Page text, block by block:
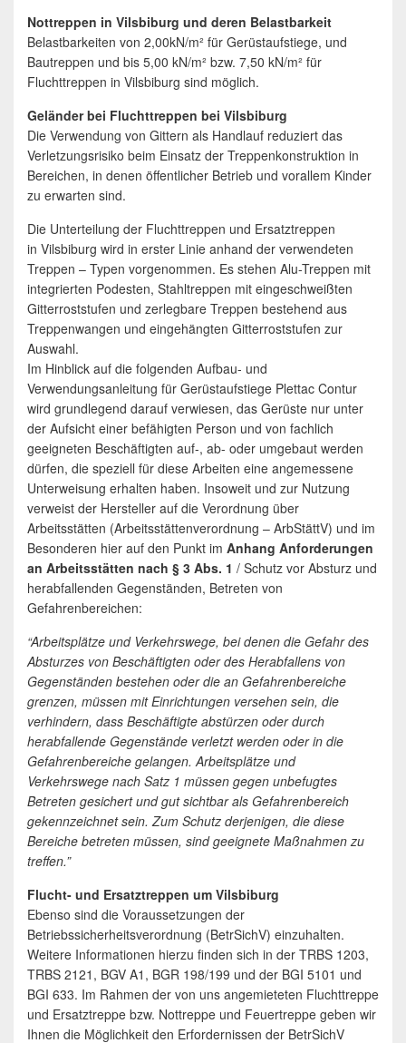
Nottreppen in Vilsbiburg und deren Belastbarkeit
Belastbarkeiten von 2,00kN/m² für Gerüstaufstiege, und
Bautreppen und bis 5,00 kN/m² bzw. 7,50 kN/m² für
Fluchttreppen in Vilsbiburg sind möglich.
Geländer bei Fluchttreppen bei Vilsbiburg
Die Verwendung von Gittern als Handlauf reduziert das
Verletzungsrisiko beim Einsatz der Treppenkonstruktion in
Bereichen, in denen öffentlicher Betrieb und vorallem Kinder
zu erwarten sind.
Die Unterteilung der Fluchttreppen und Ersatztreppen
in Vilsbiburg wird in erster Linie anhand der verwendeten
Treppen – Typen vorgenommen. Es stehen Alu-Treppen mit
integrierten Podesten, Stahltreppen mit eingeschweißten
Gitterroststufen und zerlegbare Treppen bestehend aus
Treppenwangen und eingehängten Gitterroststufen zur
Auswahl.
Im Hinblick auf die folgenden Aufbau- und
Verwendungsanleitung für Gerüstaufstiege Plettac Contur
wird grundlegend darauf verwiesen, das Gerüste nur unter
der Aufsicht einer befähigten Person und von fachlich
geeigneten Beschäftigten auf-, ab- oder umgebaut werden
dürfen, die speziell für diese Arbeiten eine angemessene
Unterweisung erhalten haben. Insoweit und zur Nutzung
verweist der Hersteller auf die Verordnung über
Arbeitsstätten (Arbeitsstättenverordnung – ArbStättV) und im
Besonderen hier auf den Punkt im Anhang Anforderungen
an Arbeitsstätten nach § 3 Abs. 1 / Schutz vor Absturz und
herabfallenden Gegenständen, Betreten von
Gefahrenbereichen:
“Arbeitsplätze und Verkehrswege, bei denen die Gefahr des
Absturzes von Beschäftigten oder des Herabfallens von
Gegenständen bestehen oder die an Gefahrenbereiche
grenzen, müssen mit Einrichtungen versehen sein, die
verhindern, dass Beschäftigte abstürzen oder durch
herabfallende Gegenstände verletzt werden oder in die
Gefahrenbereiche gelangen. Arbeitsplätze und
Verkehrswege nach Satz 1 müssen gegen unbefugtes
Betreten gesichert und gut sichtbar als Gefahrenbereich
gekennzeichnet sein. Zum Schutz derjenigen, die diese
Bereiche betreten müssen, sind geeignete Maßnahmen zu
treffen.”
Flucht- und Ersatztreppen um Vilsbiburg
Ebenso sind die Voraussetzungen der
Betriebssicherheitsverordnung (BetrSichV) einzuhalten.
Weitere Informationen hierzu finden sich in der TRBS 1203,
TRBS 2121, BGV A1, BGR 198/199 und der BGI 5101 und
BGI 633. Im Rahmen der von uns angemieteten Fluchttreppe
und Ersatztreppe bzw. Nottreppe und Feuertreppe geben wir
Ihnen die Möglichkeit den Erfordernissen der BetrSichV